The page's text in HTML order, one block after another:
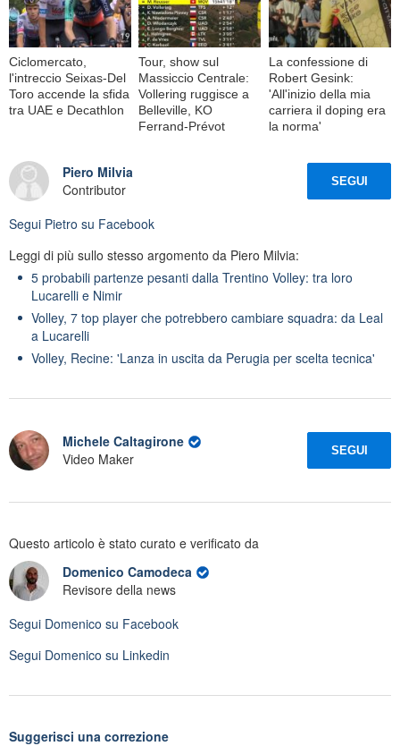
Ciclomercato,
l'intreccio Seixas-Del
Toro accende la sfida
tra UAE e Decathlon
Tour, show sul
Massiccio Centrale:
Vollering ruggisce a
Belleville, KO
Ferrand-Prévot
La confessione di
Robert Gesink:
'All'inizio della mia
carriera il doping era
la norma'
Piero Milvia
Contributor
SEGUI
Segui Pietro su Facebook
Leggi di più sullo stesso argomento da Piero Milvia:
5 probabili partenze pesanti dalla Trentino Volley: tra loro
Lucarelli e Nimir
Volley, 7 top player che potrebbero cambiare squadra: da Leal
a Lucarelli
Volley, Recine: 'Lanza in uscita da Perugia per scelta tecnica'
Michele Caltagirone
Video Maker
SEGUI
Questo articolo è stato curato e verificato da
Domenico Camodeca
Revisore della news
Segui Domenico su Facebook
Segui Domenico su Linkedin
Suggerisci una correzione